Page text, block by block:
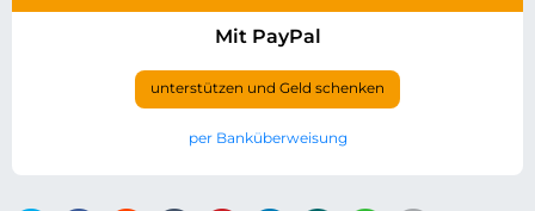
Mit PayPal
unterstützen und Geld schenken
per Banküberweisung